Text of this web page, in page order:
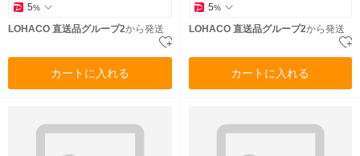
5%
LOHACO 直送品グループ2から発送
カートに入れる
5%
LOHACO 直送品グループ2から発送
カートに入れる